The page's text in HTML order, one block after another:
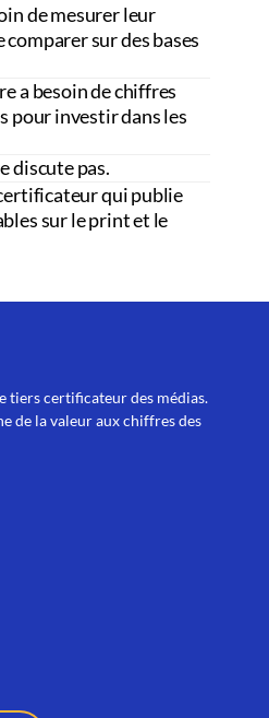
de mesurer leur
sur des bases
a besoin de chiffres
pour investir dans les
discute pas.
qui publie
sur le print et le
tiers certificateur des médias.
de la valeur aux chiffres des